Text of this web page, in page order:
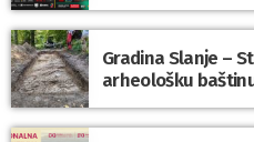
Gradina Slanje –
arheološku